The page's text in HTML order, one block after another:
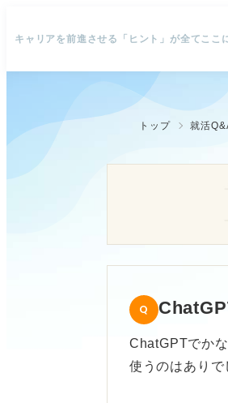
キャリアを前進させる「ヒント」が全てここ
トップ 就活
ChatGPTでか
使うのはありで